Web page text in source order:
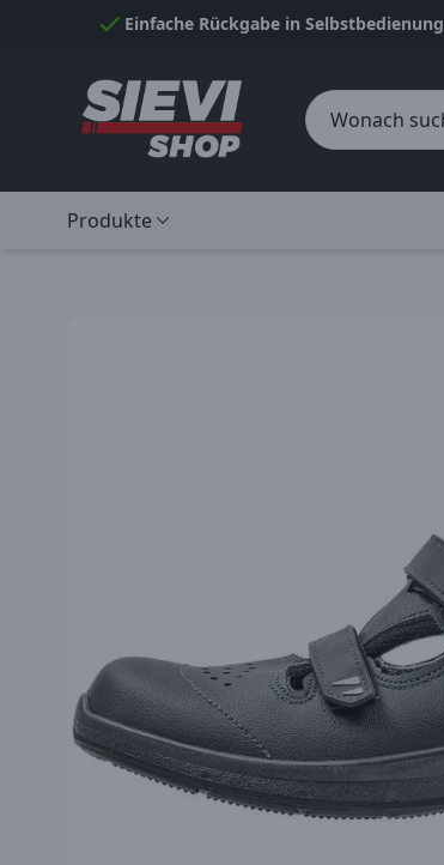
Skip to ContentEinfache Rückgabe in Selbstbedienung
Produkte